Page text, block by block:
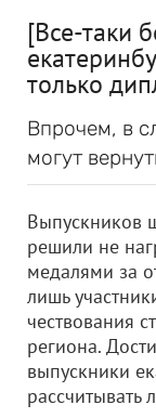
[Все-таки
только
Впрочем, в
могут
Выпускников
решили не
медалями за
лишь
чествования
региона.
выпускники
рассчитывать